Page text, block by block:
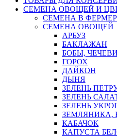
СЕМЕНА ОВОЩЕЙ И
СЕМЕНА В
СЕМЕНА ОВОЩЕЙ
АРБУЗ
БАКЛАЖАН
БОБЫ,
ГОРОХ
ДАЙКОН
ДЫНЯ
ЗЕЛЕНЬ
ЗЕЛЕНЬ
ЗЕЛЕНЬ
ЗЕМЛЯНИКА,
КАБАЧОК
КАПУСТА